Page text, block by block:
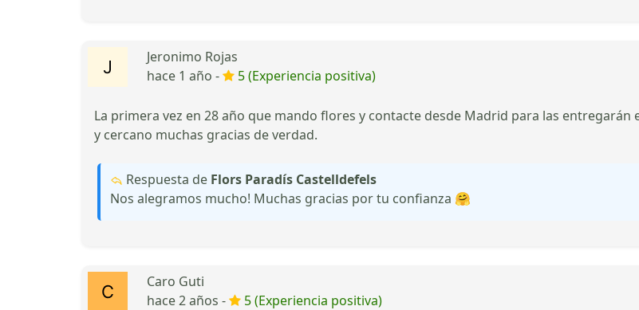
Jeronimo Rojas
hace 1 año -
5 (Experiencia positiva)
La primera vez en 28 año que mando flores y contacte desde Madrid para las
y cercano muchas gracias de verdad.
Respuesta de Flors Paradís Castelldefels
Nos alegramos mucho! Muchas gracias por tu confianza 🤗
Caro Guti
hace 2 años -
5 (Experiencia positiva)